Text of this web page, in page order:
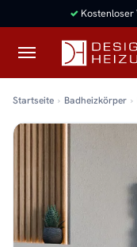
Startseite Badheizkörper